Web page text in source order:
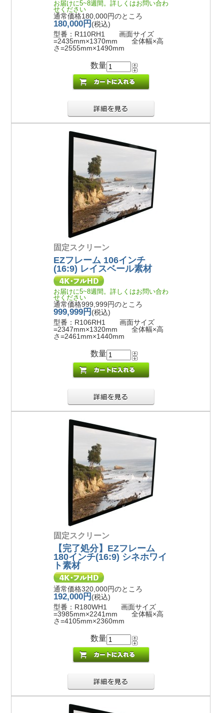
お届けに5~8週間。詳しくはお問い合わ
せください
通常価格180,000円のところ
180,000円 (税込)
型番：R110RH1 画面サイズ
=2435mm×1370mm 全体幅×高
さ=2555mm×1490mm
数量
固定スクリーン
EZフレーム 106インチ
(16:9) レイスベール素材
お届けに5~8週間。詳しくはお問い合わ
せください
通常価格999,999円のところ
999,999円 (税込)
型番：R106RH1 画面サイズ
=2347mm×1320mm 全体幅×高
さ=2461mm×1440mm
数量
固定スクリーン
【完了処分】EZフレーム
180インチ(16:9) シネホワイ
ト素材
通常価格320,000円のところ
192,000円 (税込)
型番：R180WH1 画面サイズ
=3985mm×2241mm 全体幅×高
さ=4105mm×2360mm
数量